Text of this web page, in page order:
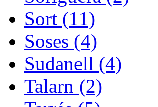
Sort (11)
Soses (4)
Sudanell (4)
Talarn (2)